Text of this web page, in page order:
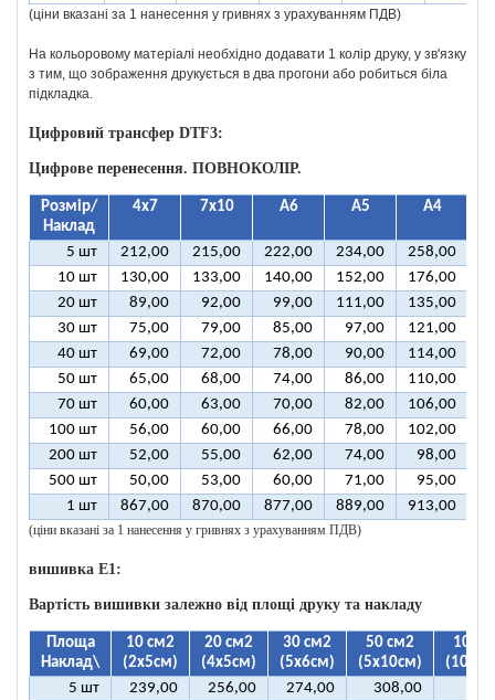
(ціни вказані за 1 нанесення у гривнях з урахуванням ПДВ)
На кольоровому матеріалі необхідно додавати 1 колір друку, у зв'язку
з тим, що зображення друкується в два прогони або робиться біла
підкладка.
Цифровий трансфер DTF3:
Цифрове перенесення. ПОВНОКОЛІР.
Розмір/
Наклад
4х7 7х10 А6 А5 А4
5 шт 212,00 215,00 222,00 234,00 258,00
10 шт
130,00 133,00 140,00 152,00 176,00
20 шт
89,00 92,00 99,00 111,00 135,00
30 шт
75,00 79,00 85,00 97,00 121,00
40 шт
69,00 72,00 78,00 90,00 114,00
50 шт
65,00 68,00 74,00 86,00 110,00
70 шт
60,00 63,00 70,00 82,00 106,00
100 шт
56,00 60,00 66,00 78,00 102,00
200 шт
52,00 55,00 62,00 74,00 98,00
500 шт
50,00 53,00 60,00 71,00 95,00
1 шт
867,00 870,00 877,00 889,00 913,00
(ціни вказані за 1 нанесення у гривнях з урахуванням ПДВ)
вишивка E1:
Вартість вишивки залежно від площі друку та накладу
Площа
Наклад\
10 см2
(2х5см)
20 см2
(4х5см)
30 см2
(5х6см)
50 см2
(5х10см)
100
5 шт
239,00 256,00 274,00 308,00